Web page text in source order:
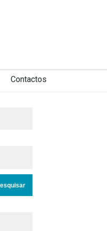
Contactos